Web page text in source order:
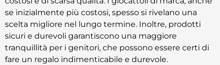
se inizialmente più costosi, spesso si rivelano una
scelta migliore nel lungo termine. Inoltre, prodotti
sicuri e durevoli garantiscono una maggiore
tranquillità per i genitori, che possono essere certi di
fare un regalo indimenticabile e durevole.